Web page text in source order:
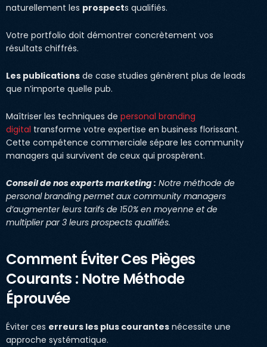
naturellement les prospects qualifiés.
Votre portfolio doit démontrer concrètement vos
résultats chiffrés.
Les publications de case studies génèrent plus de leads
que n’importe quelle pub.
Maîtriser les techniques de personal branding
digital transforme votre expertise en business florissant.
Cette compétence commerciale sépare les community
managers qui survivent de ceux qui prospèrent.
Conseil de nos experts marketing : Notre méthode de
personal branding permet aux community managers
d’augmenter leurs tarifs de 150% en moyenne et de
multiplier par 3 leurs prospects qualifiés.
Comment Éviter Ces Pièges
Courants : Notre Méthode
Éprouvée
Éviter ces erreurs les plus courantes nécessite une
approche systématique.